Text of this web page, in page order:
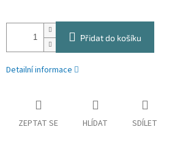
Přidat do košíku
Detailní informace
ZEPTAT SE HLÍDAT SDÍLET